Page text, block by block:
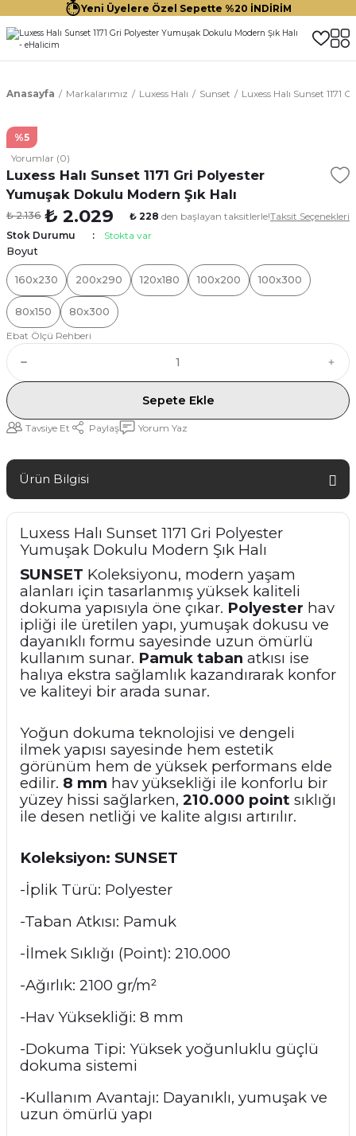
Yeni Üyelere Özel Sepette %20 İNDİRİM
Anasayfa Markalarımız Luxess Halı Sunset Luxess Halı Sunset 1171
%5
Yorumlar (0)
Luxess Halı Sunset 1171 Gri Polyester
Yumuşak Dokulu Modern Şık Halı
₺ 2.136 ₺ 2.029 ₺ 228 den başlayan taksitlerle!Taksit Seçenekleri
Stok Durumu
Stokta var
Boyut
160x230 200x290 120x180 100x200 100x300
80x150
80x300
Ebat Ölçü Rehberi
Sepete Ekle
Tavsiye Et Paylaş Yorum Yaz
Ürün Bilgisi
Luxess Halı Sunset 1171 Gri Polyester
Yumuşak Dokulu Modern Şık Halı
SUNSET Koleksiyonu, modern yaşam
alanları için tasarlanmış yüksek kaliteli
dokuma yapısıyla öne çıkar. Polyester hav
ipliği ile üretilen yapı, yumuşak dokusu ve
dayanıklı formu sayesinde uzun ömürlü
kullanım sunar. Pamuk taban atkısı ise
halıya ekstra sağlamlık kazandırarak konfor
ve kaliteyi bir arada sunar.
Yoğun dokuma teknolojisi ve dengeli
ilmek yapısı sayesinde hem estetik
görünüm hem de yüksek performans elde
edilir. 8 mm hav yüksekliği ile konforlu bir
yüzey hissi sağlarken, 210.000 point sıklığı
ile desen netliği ve kalite algısı artırılır.
Koleksiyon: SUNSET
-İplik Türü: Polyester
-Taban Atkısı: Pamuk
-İlmek Sıklığı (Point): 210.000
-Ağırlık: 2100 gr/m²
-Hav Yüksekliği: 8 mm
-Dokuma Tipi: Yüksek yoğunluklu güçlü
dokuma sistemi
-Kullanım Avantajı: Dayanıklı, yumuşak ve
uzun ömürlü yapı